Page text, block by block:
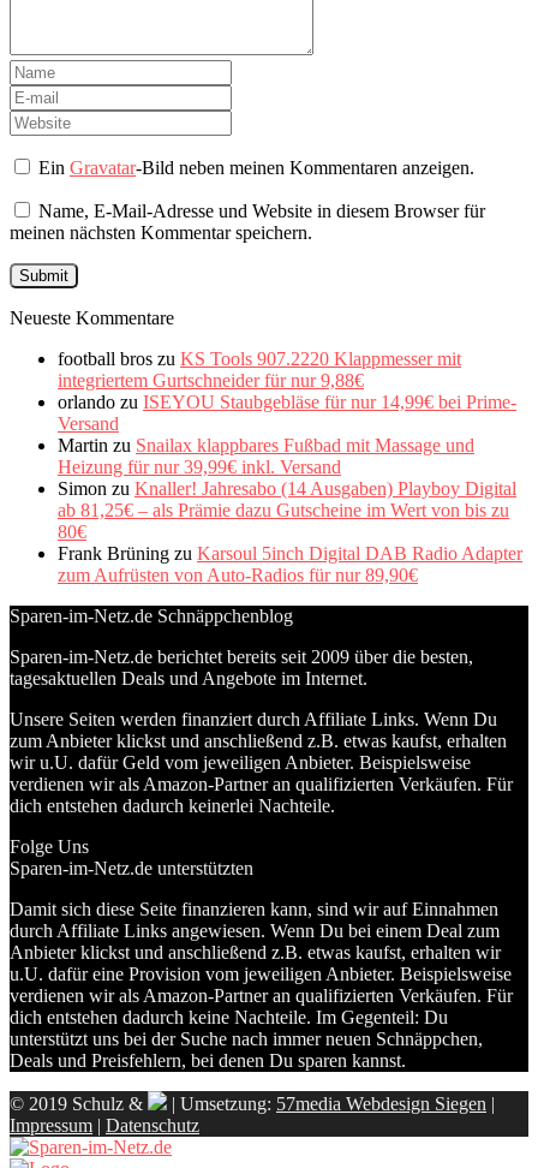
EinGravatar-Bild neben meinen Kommentaren anzeigen.
Name, E-Mail-Adresse und Website in diesem Browser für
meinen nächsten Kommentar speichern.
Neueste Kommentare
football bros zu KS Tools 907.2220 Klappmesser mit
integriertem Gurtschneider für nur 9,88€
orlando zu ISEYOU Staubgebläse für nur 14,99€ bei Prime-
Versand
Martin zu Snailax klappbares Fußbad mit Massage und
Heizung für nur 39,99€ inkl. Versand
Simon zu Knaller! Jahresabo (14 Ausgaben) Playboy Digital
ab 81,25€ – als Prämie dazu Gutscheine im Wert von bis zu
80€
Frank Brüning zu Karsoul 5inch Digital DAB Radio Adapter
zum Aufrüsten von Auto-Radios für nur 89,90€
Sparen-im-Netz.de Schnäppchenblog
Sparen-im-Netz.de berichtet bereits seit 2009 über die besten,
tagesaktuellen Deals und Angebote im Internet.
Unsere Seiten werden finanziert durch Affiliate Links. Wenn Du
zum Anbieter klickst und anschließend z.B. etwas kaufst, erhalten
wir u.U. dafür Geld vom jeweiligen Anbieter. Beispielsweise
verdienen wir als Amazon-Partner an qualifizierten Verkäufen. Für
dich entstehen dadurch keinerlei Nachteile.
Folge Uns
Sparen-im-Netz.de unterstützten
Damit sich diese Seite finanzieren kann, sind wir auf Einnahmen
durch Affiliate Links angewiesen. Wenn Du bei einem Deal zum
Anbieter klickst und anschließend z.B. etwas kaufst, erhalten wir
u.U. dafür eine Provision vom jeweiligen Anbieter. Beispielsweise
verdienen wir als Amazon-Partner an qualifizierten Verkäufen. Für
dich entstehen dadurch keine Nachteile. Im Gegenteil: Du
unterstützt uns bei der Suche nach immer neuen Schnäppchen,
Deals und Preisfehlern, bei denen Du sparen kannst.
© 2019 Schulz & | Umsetzung: 57media Webdesign Siegen |
Impressum | Datenschutz